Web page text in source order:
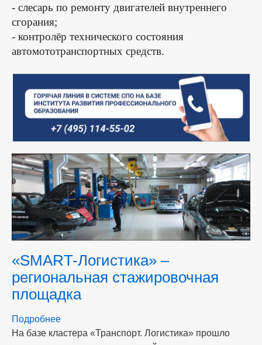
- слесарь по ремонту двигателей внутреннего
сгорания;
- контролёр технического состояния
автомототранспортных средств.
«SMART-Логистика» –
региональная стажировочная
площадка
Подробнее
«SMART-
На базе кластера «Транспорт. Логистика» прошло